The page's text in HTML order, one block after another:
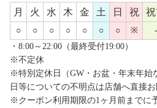
月 火 水 木 金 土 日 祝
○ ○ ○ ○ ○ ○ ○ ※
-
・8:00～22:00（最終受付19:00）
※不定休
※特別定休日（GW・お盆・年末年始
日等についての不明点は店舗へ直接
※クーポン利用期限の1ヶ月前までに